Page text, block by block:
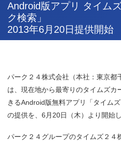
Android版アプリ タイム
ク検索」
2013年6月20日提供開始
パーク２４株式会社（本社：東京都
は、現在地から最寄りのタイムズカ
きるAndroid版無料アプリ「タイム
の提供を、6月20日（木）より開始し
パーク２４グループのタイムズ２４